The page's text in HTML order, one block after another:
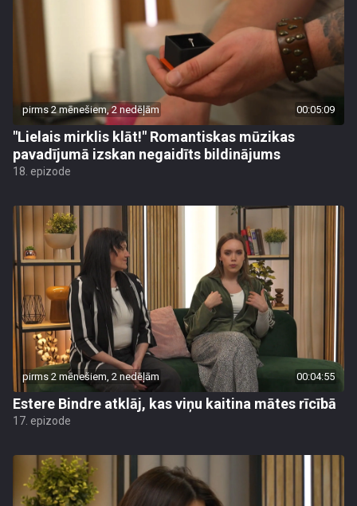
pirms 2 mēnešiem, 2 nedēļām 00:05:09
"Lielais mirklis klāt!" Romantiskas mūzikas
pavadījumā izskan negaidīts bildinājums
18. epizode
pirms 2 mēnešiem, 2 nedēļām 00:04:55
Estere Bindre atklāj, kas viņu kaitina mātes rīcībā
17. epizode